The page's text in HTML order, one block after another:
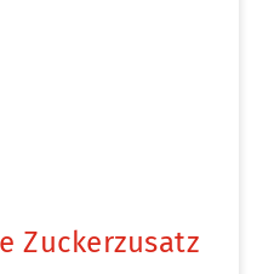
Zuckerzusatz